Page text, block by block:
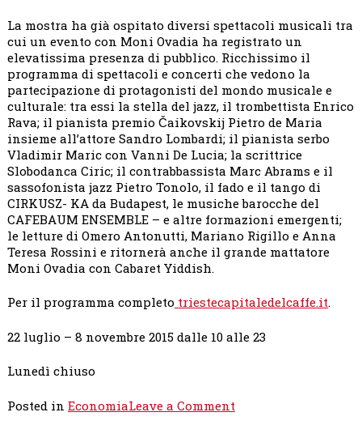
La mostra ha già ospitato diversi spettacoli musicali tra
cui un evento con Moni Ovadia ha registrato un
elevatissima presenza di pubblico. Ricchissimo il
programma di spettacoli e concerti che vedono la
partecipazione di protagonisti del mondo musicale e
culturale: tra essi la stella del jazz, il trombettista Enrico
Rava; il pianista premio Čaikovskij Pietro de Maria
insieme all’attore Sandro Lombardi; il pianista serbo
Vladimir Maric con Vanni De Lucia; la scrittrice
Slobodanca Ciric; il contrabbassista Marc Abrams e il
sassofonista jazz Pietro Tonolo, il fado e il tango di
CIRKUSZ- KA da Budapest, le musiche barocche del
CAFEBAUM ENSEMBLE – e altre formazioni emergenti;
le letture di Omero Antonutti, Mariano Rigillo e Anna
Teresa Rossini e ritornerà anche il grande mattatore
Moni Ovadia con Cabaret Yiddish.
Per il programma completo triestecapitaledelcaffe.it.
22 luglio – 8 novembre 2015 dalle 10 alle 23
Lunedì chiuso
Posted in EconomiaLeave a Commenton